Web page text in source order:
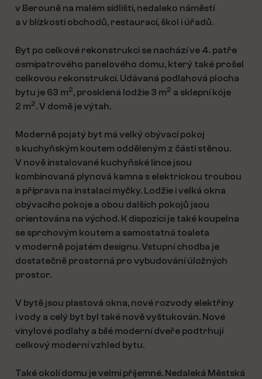
v Berouně na malém sídlišti, nedaleko náměstí
a v blízkosti obchodů, restaurací, škol i úřadů.
Byt po celkové rekonstrukci se nachází ve 4. patře
osmipatrového panelového domu, který také prošel
celkovou rekonstrukcí. Udávaná podlahová plocha
bytu je 63 m2, prosklená lodžie 3 m2 a sklepní kóje
2 m2. V domě je výtah.
Moderně pojatý byt má velký obývací pokoj
s kuchyňským koutem odděleným z části stěnou.
V nově instalované kuchyňské lince jsou
kombinovaná plynová kamna s elektrickou troubou
a příprava na instalaci myčky. Lodžie i velká okna
obývacího pokoje a obou dalších pokojů jsou
orientována na východ. K dispozici je také koupelna
se sprchovým koutem a samostatná toaleta
v moderně pojatém designu. Vstupní chodba je
dostatečně prostorná pro vybudování úložných
prostor.
V bytě jsou plastová okna, nové rozvody elektřiny
i vody a celý byt byl také nově vyštukován. Nové
vinylové podlahy a bílé moderní dveře podtrhují
celkový moderní vzhled bytu.
Také okolí domu je velmi příjemné. Nedaleká Městská